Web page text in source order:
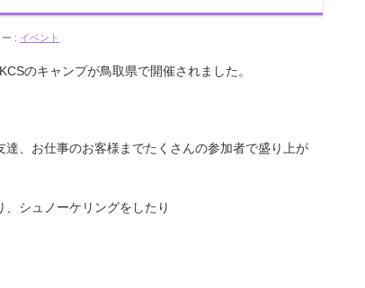
: イベント
のキャンプが鳥取県で開催されました。
、お仕事のお客様までたくさんの参加者で盛り上が
シュノーケリングをしたり